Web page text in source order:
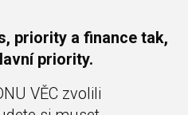
priority a finance tak,
priority.
VĚC zvolili